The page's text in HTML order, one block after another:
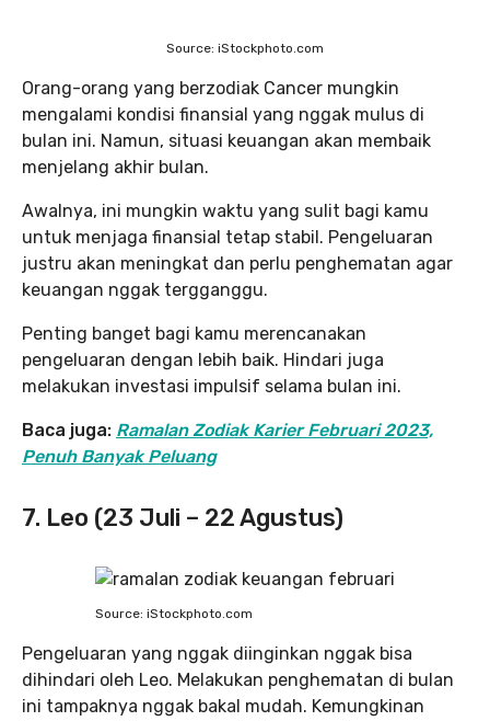
Source: iStockphoto.com
Orang-orang yang berzodiak Cancer mungkin
mengalami kondisi finansial yang nggak mulus di
bulan ini. Namun, situasi keuangan akan membaik
menjelang akhir bulan.
Awalnya, ini mungkin waktu yang sulit bagi kamu
untuk menjaga finansial tetap stabil. Pengeluaran
justru akan meningkat dan perlu penghematan agar
keuangan nggak tergganggu.
Penting banget bagi kamu merencanakan
pengeluaran dengan lebih baik. Hindari juga
melakukan investasi impulsif selama bulan ini.
Baca juga: Ramalan Zodiak Karier Februari 2023,
Penuh Banyak Peluang
7. Leo (23 Juli – 22 Agustus)
Source: iStockphoto.com
Pengeluaran yang nggak diinginkan nggak bisa
dihindari oleh Leo. Melakukan penghematan di bulan
ini tampaknya nggak bakal mudah. Kemungkinan